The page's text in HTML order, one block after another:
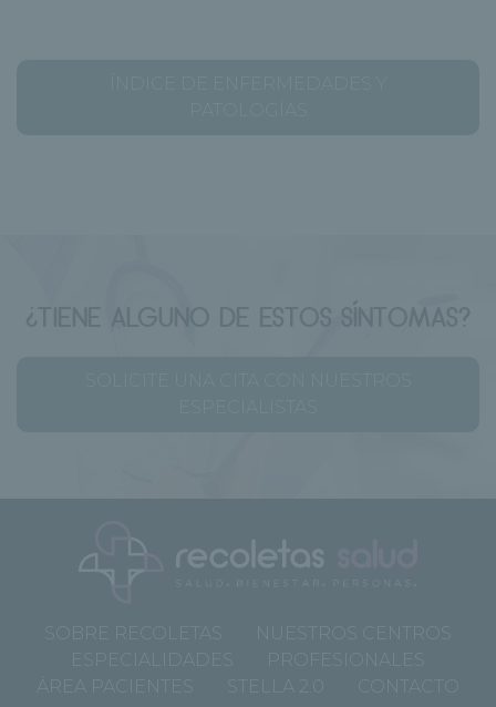
SOBRE RECOLETAS
NUESTROS CENTROS
ESPECIALIDADES
PROFESIONALES
ÁREA PACIENTES
STELLA 2.0 CONTACTO